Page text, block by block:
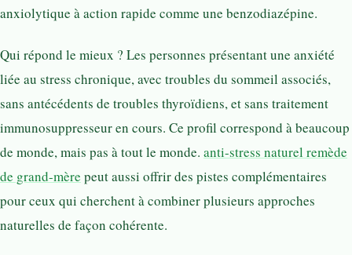
anxiolytique à action rapide comme une benzodiazépine.
Qui répond le mieux ? Les personnes présentant une anxiété
liée au stress chronique, avec troubles du sommeil associés,
sans antécédents de troubles thyroïdiens, et sans traitement
immunosuppresseur en cours. Ce profil correspond à beaucoup
de monde, mais pas à tout le monde. anti-stress naturel remède
de grand-mère peut aussi offrir des pistes complémentaires
pour ceux qui cherchent à combiner plusieurs approches
naturelles de façon cohérente.